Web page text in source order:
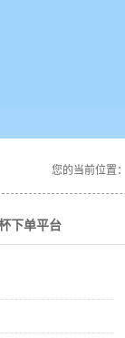
您的当前位置：
下单平台